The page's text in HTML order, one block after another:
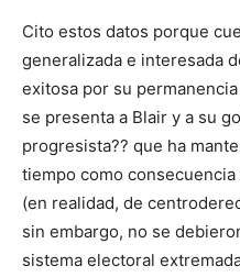
Cito estos datos porque
generalizada e interesada
exitosa por su
se presenta a Blair y a su
progresista?? que ha
tiempo como
(en realidad, de
sin embargo, no se
sistema electoral